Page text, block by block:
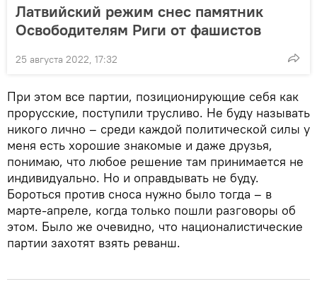
Латвийский режим снес памятник
Освободителям Риги от фашистов
25 августа 2022, 17:32
При этом все партии, позиционирующие себя как
прорусские, поступили трусливо. Не буду называть
никого лично – среди каждой политической силы у
меня есть хорошие знакомые и даже друзья,
понимаю, что любое решение там принимается не
индивидуально. Но и оправдывать не буду.
Бороться против сноса нужно было тогда – в
марте-апреле, когда только пошли разговоры об
этом. Было же очевидно, что националистические
партии захотят взять реванш.